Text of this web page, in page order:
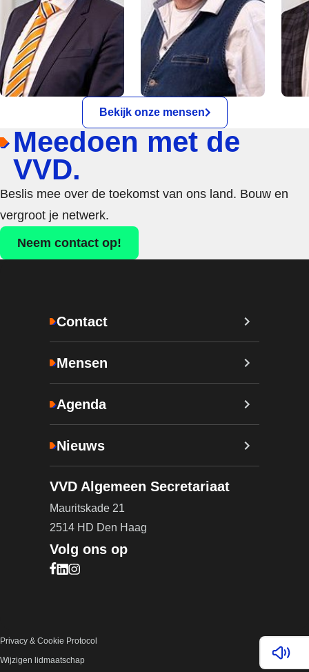
Bekijk onze mensen
Lees
Meedoen met de
VVD.
Beslis mee over de toekomst van ons land. Bouw en
vergroot je netwerk.
Neem contact op!
Contact
Mensen
Agenda
Nieuws
VVD Algemeen Secretariaat
Mauritskade 21
2514 HD Den Haag
Volg ons op
Bezoek onze Facebook pagina (opent in nieuw
Bezoek onze LinkedIn pagina (opent in nieuw
Bezoek onze Instagram pagina (opent in
Privacy & Cookie Protocol
Wijzigen lidmaatschap